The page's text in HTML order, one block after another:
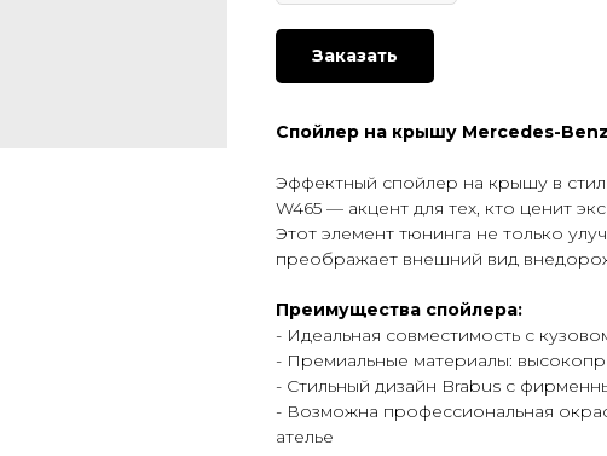
Заказать
Спойлер на крышу Mercedes-
Эффектный спойлер на крышу в
W465 — акцент для тех, кто ценит
Этот элемент тюнинга не только
преображает внешний вид
Преимущества спойлера:
- Идеальная совместимость с
- Премиальные материалы:
- Стильный дизайн Brabus с
- Возможна профессиональная
ателье